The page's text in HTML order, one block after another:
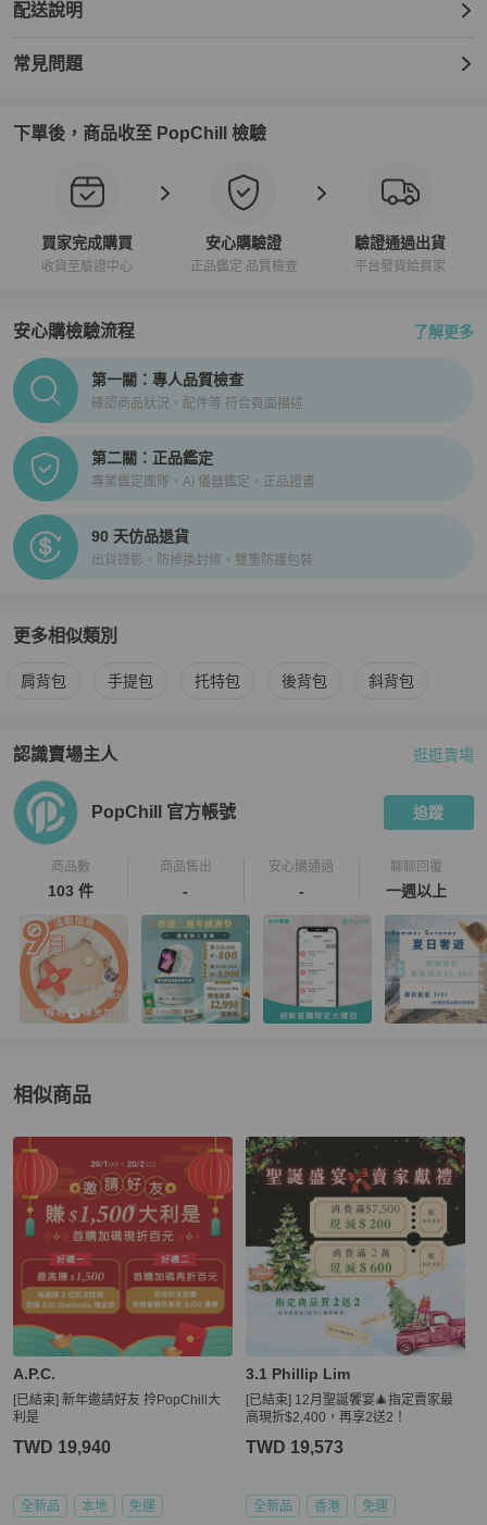
配送說明
常見問題
下單後，商品收至 PopChill 檢驗
買家完成購買
收貨至驗證中心
安心購驗證
正品鑑定 品質檢查
驗證通過出貨
平台發貨給買家
安心購檢驗流程 了解更多
PopChill拍拍圈正品驗證、安心購檢驗流程介紹
第一關：專人品質檢查
確認商品狀況、配件等 符合頁面描述
第二關：正品鑑定
專業鑑定團隊、AI 儀器鑑定、正品證書
90 天仿品退貨
出貨錄影、防掉換封條、雙重防護包裝
更多相似類別
更多3.1 Phillip Lim女包 相似商品推薦
肩背包 手提包 托特包 後背包 斜背包
認識賣場主人
PopChill 拍拍圈嚴選賣家
逛逛賣場
PopChill 官方帳號 追蹤
商品數
103 件
商品售出
-
安心購通過
-
聊聊回覆
一週以上
相似商品
更多相似3.1 Phillip Lim女包推薦精品
A.P.C.
[已結束] 新年邀請好友 拎PopChill大
利是
TWD 19,940
全新品 本地 免運
3.1 Phillip Lim
[已結束] 12月聖誕饗宴🎄指定賣家最
高現折$2,400，再享2送2！
TWD 19,573
全新品 香港 免運